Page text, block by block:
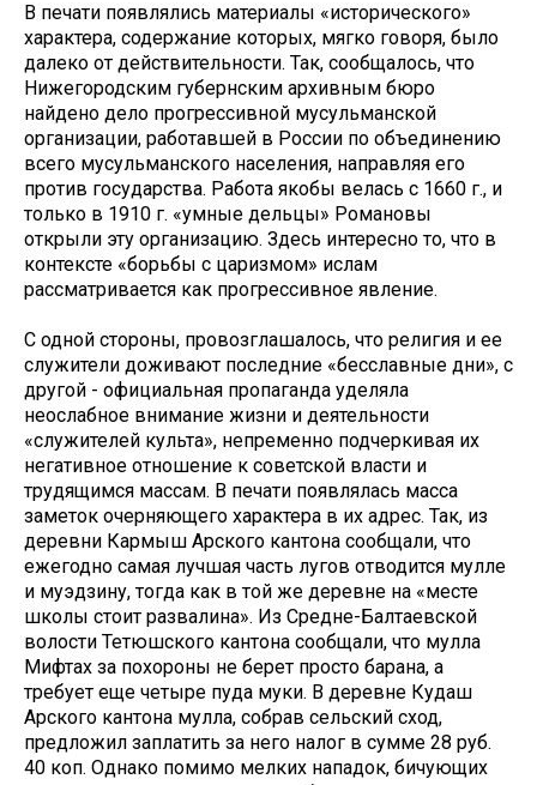
В печати появлялись материалы «исторического»
характера, содержание которых, мягко говоря, было
далеко от действительности. Так, сообщалось, что
Нижегородским губернским архивным бюро
найдено дело прогрессивной мусульманской
организации, работавшей в России по объединению
всего мусульманского населения, направляя его
против государства. Работа якобы велась с 1660 г., и
только в 1910 г. «умные дельцы» Романовы
открыли эту организацию. Здесь интересно то, что в
контексте «борьбы с царизмом» ислам
рассматривается как прогрессивное явление.
С одной стороны, провозглашалось, что религия и ее
служители доживают последние «бесславные дни», с
другой - официальная пропаганда уделяла
неослабное внимание жизни и деятельности
«служителей культа», непременно подчеркивая их
негативное отношение к советской власти и
трудящимся массам. В печати появлялась масса
заметок очерняющего характера в их адрес. Так, из
деревни Кармыш Арского кантона сообщали, что
ежегодно самая лучшая часть лугов отводится мулле
и муэдзину, тогда как в той же деревне на «месте
школы стоит развалина». Из Средне-Балтаевской
волости Тетюшского кантона сообщали, что мулла
Мифтах за похороны не берет просто барана, а
требует еще четыре пуда муки. В деревне Кудаш
Арского кантона мулла, собрав сельский сход,
предложил заплатить за него налог в сумме 28 руб.
40 коп. Однако помимо мелких нападок, бичующих